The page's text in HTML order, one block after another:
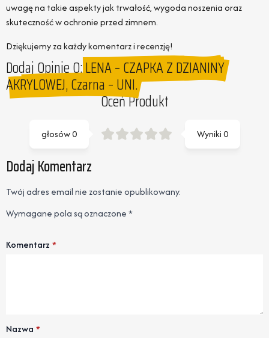
uwagę na takie aspekty jak trwałość, wygoda noszenia oraz
skuteczność w ochronie przed zimnem.
Dziękujemy za każdy komentarz i recenzję!
Dodaj Opinie O:LENA – CZAPKA Z DZIANINY
AKRYLOWEJ, Czarna – UNI.
Oceń Produkt
Wyniki0
głosów0
Dodaj Komentarz
Twój adres email nie zostanie opublikowany.
Wymagane pola są oznaczone*
Komentarz *
Nazwa *